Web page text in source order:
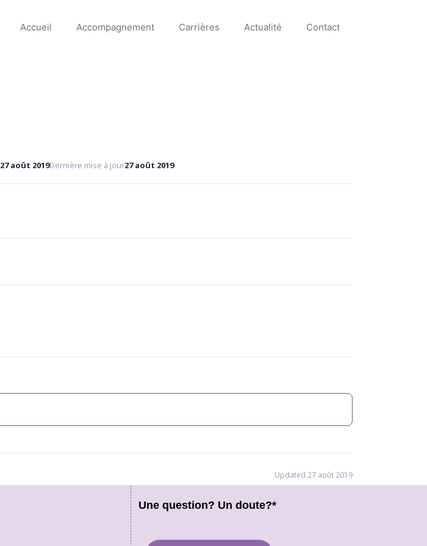
Accueil Accompagnement Carrières Actualité Contact
27 août 2019Dernière mise à jour27 août 2019
Updated 27 août 2019
Une question? Un doute?*